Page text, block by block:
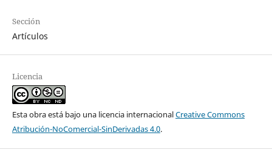
Sección
Artículos
Licencia
Esta obra está bajo una licencia internacionalCreative Commons
Atribución-NoComercial-SinDerivadas 4.0.